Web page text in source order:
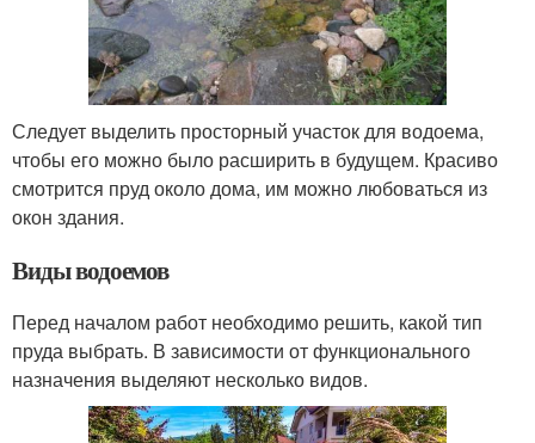
Следует выделить просторный участок для водоема,
чтобы его можно было расширить в будущем. Красиво
смотрится пруд около дома, им можно любоваться из
окон здания.
Виды водоемов
Перед началом работ необходимо решить, какой тип
пруда выбрать. В зависимости от функционального
назначения выделяют несколько видов.